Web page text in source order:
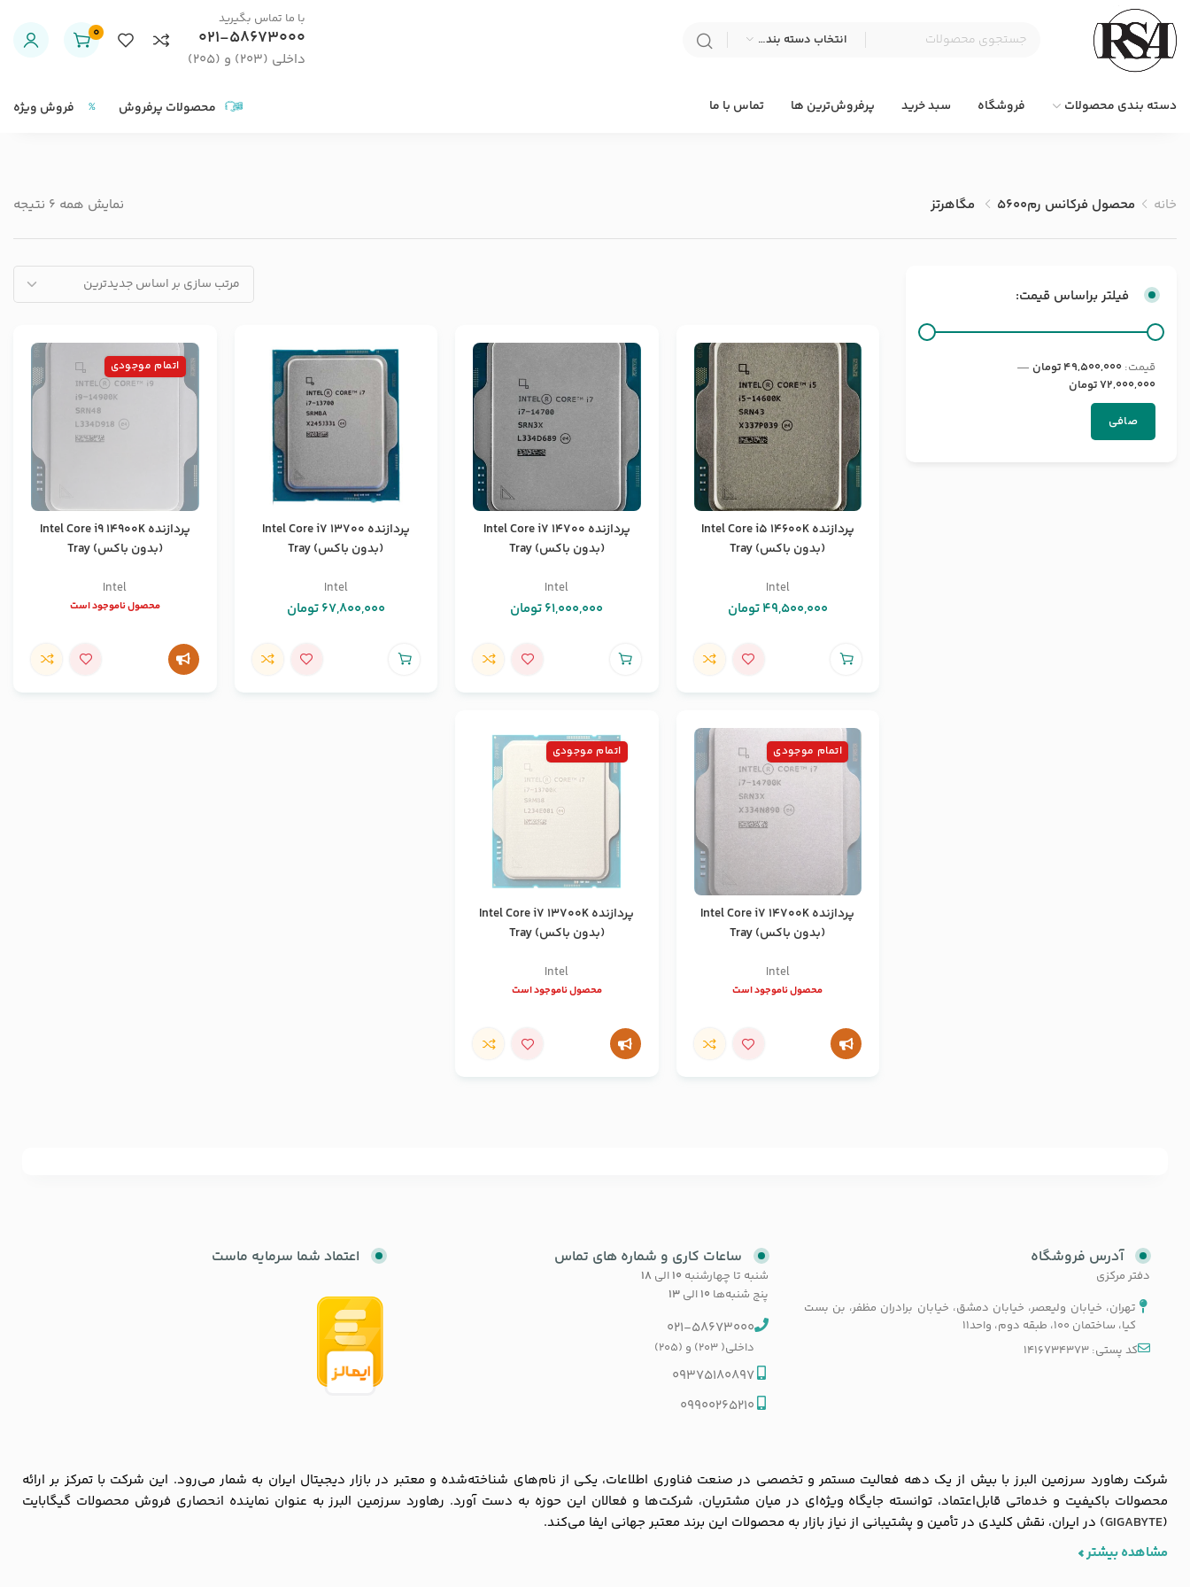
انتخاب دسته بندی
با ما تماس بگیرید
021-58673000
داخلی (203) و (205)
0
دسته بندی محصولات فروشگاه سبد خرید پرفروش‌ترین ها تماس با ما محصولات پرفروش فروش ویژه
خانه محصول فرکانس رم5600 مگاهرتز نمایش همه 6 نتیجه
فیلتر براساس قیمت:
صافی
قيمت: 49,500,000 تومان
—
72,000,000 تومان
پردازنده Intel Core i5 14600K
(بدون باکس) Tray
Intel
49,500,000تومان
پردازنده Intel Core i7 14700
(بدون باکس) Tray
Intel
61,000,000تومان
پردازنده Intel Core i7 13700
(بدون باکس) Tray
Intel
67,800,000تومان
اتمام موجودی
پردازنده Intel Core i9 14900K
(بدون باکس) Tray
Intel
محصول ناموجود است
اتمام موجودی
پردازنده Intel Core i7 14700K
(بدون باکس) Tray
Intel
محصول ناموجود است
اتمام موجودی
پردازنده Intel Core i7 13700K
(بدون باکس) Tray
Intel
محصول ناموجود است
آدرس فروشگاه
دفتر مرکزی
تهران، خیابان ولیعصر، خیابان دمشق، خیابان برادران مظفر، بن بست
کیا، ساختمان 100، طبقه دوم، واحد11
کد پستی: 1416734373
ساعات کاری و شماره های تماس
شنبه تا چهارشنبه ۱۰ الی ۱۸
پنج شنبه‌ها ۱۰ الی۱۳
021-58673000
داخلی( 203) و (205)
09375180897
09900265210
اعتماد شما سرمایه ماست
شرکت رهاورد سرزمین البرز با بیش از یک دهه فعالیت مستمر و تخصصی در صنعت فناوری اطلاعات، یکی از نام‌های شناخته‌شده و معتبر در بازار دیجیتال ایران به شمار می‌رود. این شرکت با تمرکز بر ارائه
محصولات باکیفیت و خدماتی قابل‌اعتماد، توانسته جایگاه ویژه‌ای در میان مشتریان، شرکت‌ها و فعالان این حوزه به دست آورد. رهاورد سرزمین البرز به عنوان نماینده انحصاری فروش محصولات گیگابایت
(
GIGABYTE) در ایران، نقش کلیدی در تأمین و پشتیبانی از نیاز بازار به محصولات این برند معتبر جهانی ایفا می‌کند.
مشاهده بیشتر